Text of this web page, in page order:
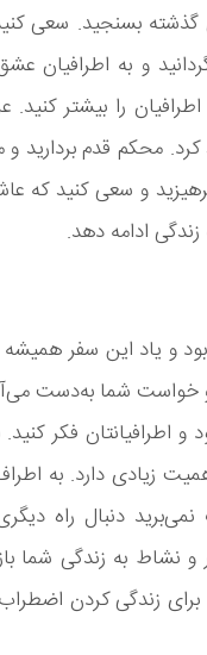
بسنجید. سعی
و به اطرافیان
را بیشتر کنید.
محکم قدم بردارید و
و سعی کنید که
ادامه دهد.
و یاد این سفر
و خواست شما به‌دست
اطرافیانتان فکر
زیادی دارد. به
دنبال راه
و نشاط به زندگی شما
زندگی کردن اضطراب